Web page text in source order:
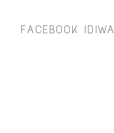
FACEBOOK IDIWA